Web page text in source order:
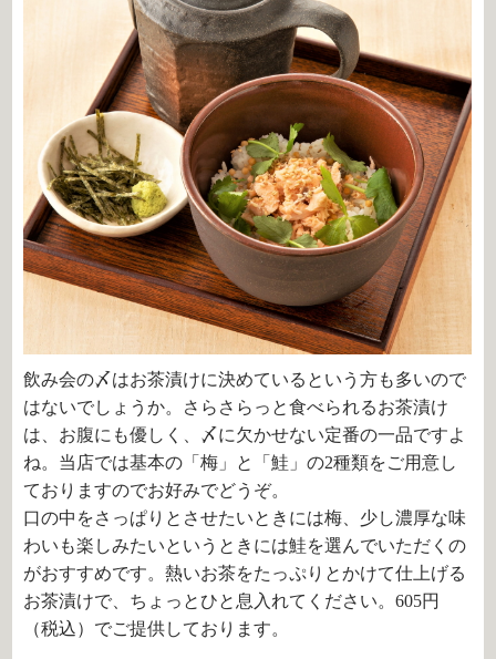
飲み会の〆はお茶漬けに決めているという方も多いので
はないでしょうか。さらさらっと食べられるお茶漬け
は、お腹にも優しく、〆に欠かせない定番の一品ですよ
ね。当店では基本の「梅」と「鮭」の2種類をご用意し
ておりますのでお好みでどうぞ。
口の中をさっぱりとさせたいときには梅、少し濃厚な味
わいも楽しみたいというときには鮭を選んでいただくの
がおすすめです。熱いお茶をたっぷりとかけて仕上げる
お茶漬けで、ちょっとひと息入れてください。605円
（税込）でご提供しております。